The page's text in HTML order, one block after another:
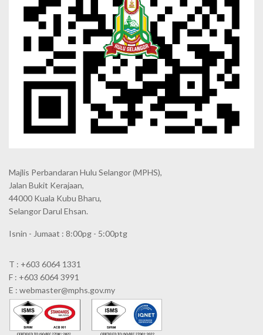
Majlis Perbandaran Hulu Selangor (MPHS),
Jalan Bukit Kerajaan,
44000 Kuala Kubu Bharu,
Selangor Darul Ehsan.
Isnin - Jumaat : 8:00pg - 5:00ptg
T : +603 6064 1331
F : +603 6064 3991
E : webmaster@mphs.gov.my